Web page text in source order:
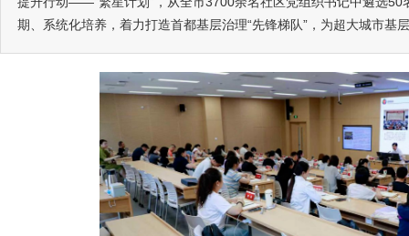
期、系统化培养，着力打造首都基层治理“先锋梯队”，为超大城市基